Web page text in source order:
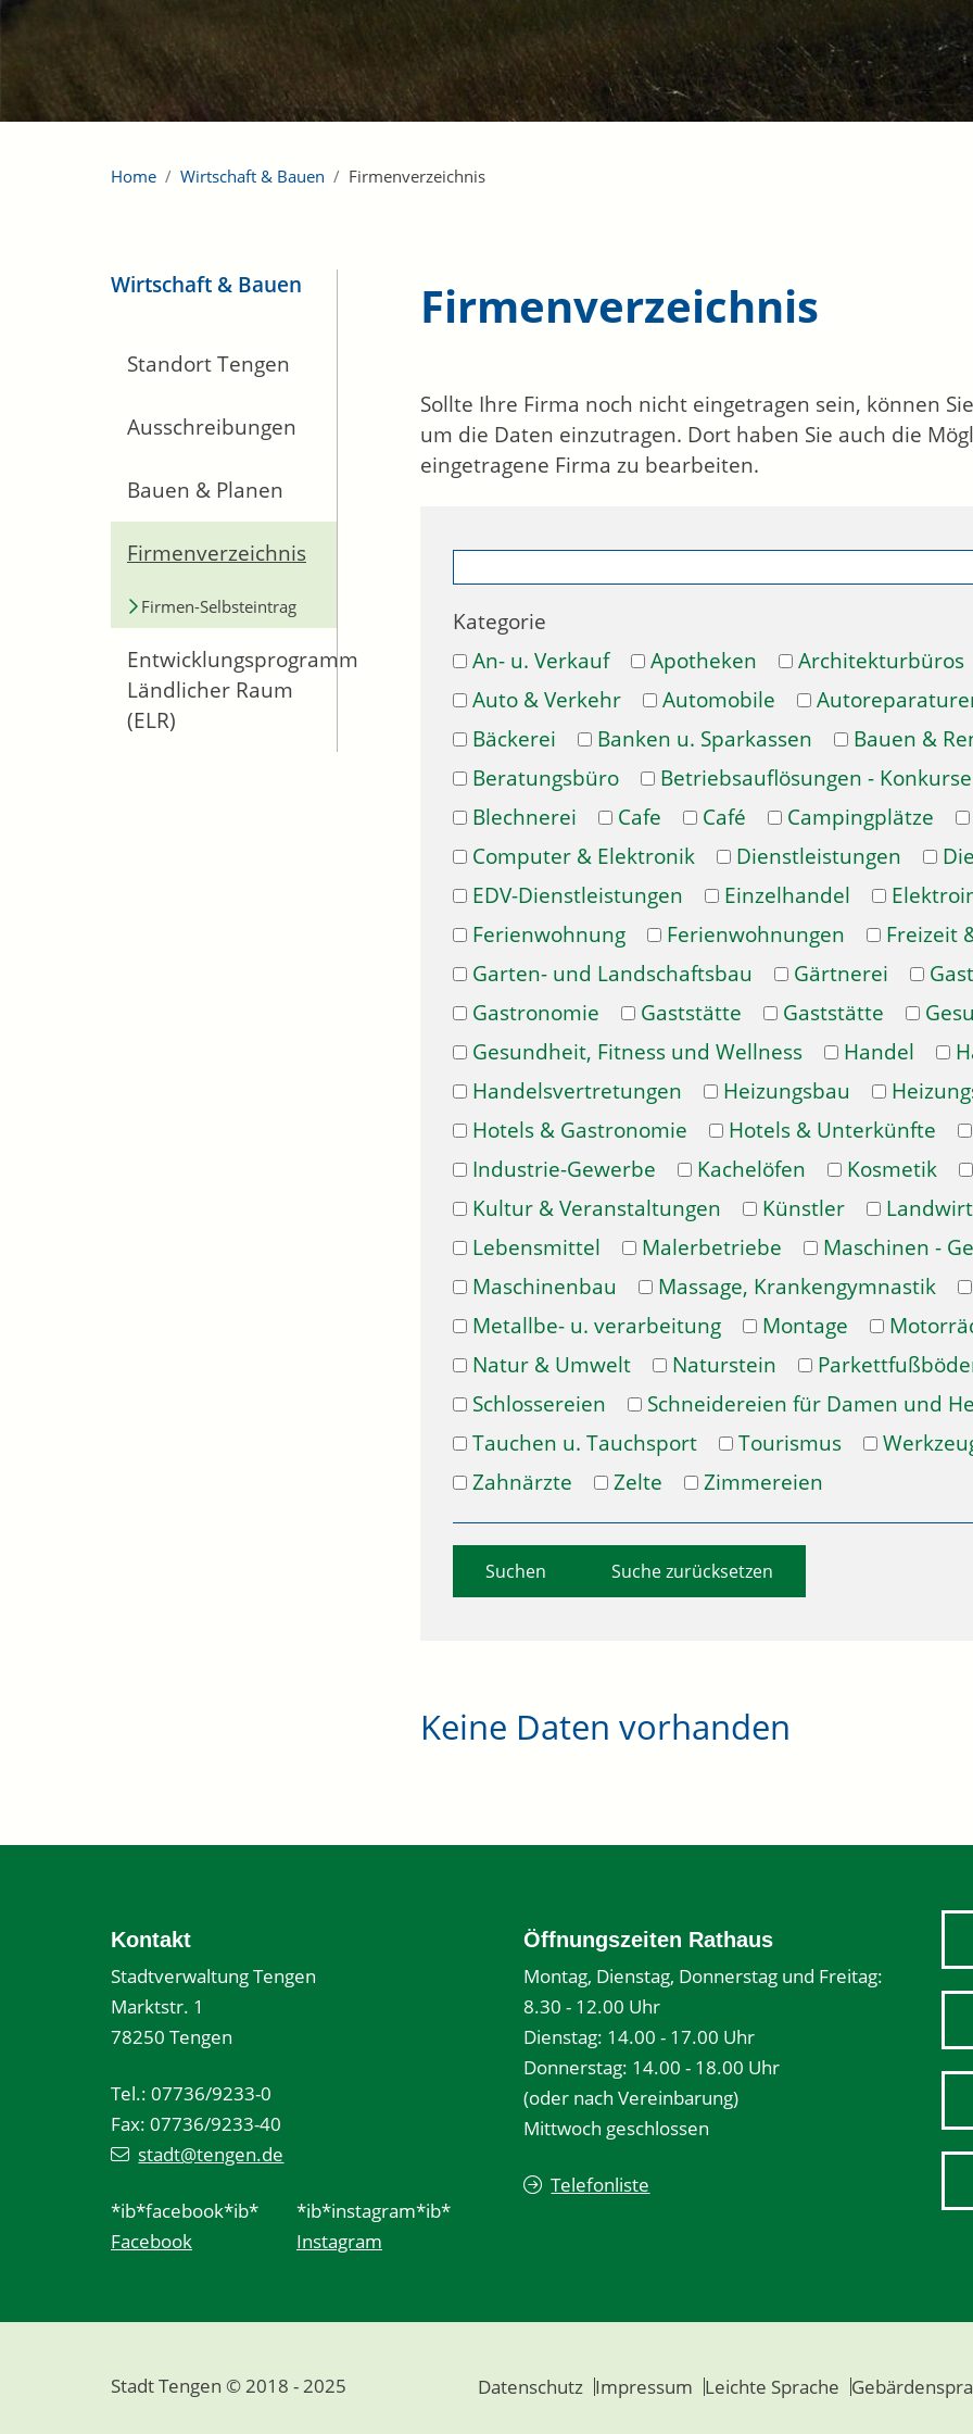
Home Wirtschaft & Bauen Firmenverzeichnis
Wirtschaft & Bauen
Standort Tengen
Ausschreibungen
Bauen & Planen
Firmenverzeichnis
Firmen-Selbsteintrag
Entwicklungsprogramm
Ländlicher Raum
(ELR)
Firmenverzeichnis
Sollte Ihre Firma noch nicht eingetragen sein, können
um die Daten einzutragen. Dort haben Sie auch die
eingetragene Firma zu bearbeiten.
Kategorie
An- u. Verkauf
Apotheken Architekturbüros
Auto & Verkehr
Automobile
Bäckerei
Banken u. Sparkassen Bauen &
Beratungsbüro
Betriebsauflösungen - Konkurse
Blechnerei
Cafe Café Campingplätze
Computer & Elektronik
Dienstleistungen
EDV-Dienstleistungen
Einzelhandel
Ferienwohnung
Ferienwohnungen Freizeit
Garten- und Landschaftsbau
Gärtnerei
Gastronomie
Gaststätte Gaststätte
Gesundheit, Fitness und Wellness
Handel
Handelsvertretungen
Heizungsbau
Hotels & Gastronomie
Hotels & Unterkünfte
Industrie-Gewerbe
Kachelöfen Kosmetik
Kultur & Veranstaltungen
Künstler
Lebensmittel
Malerbetriebe
Maschinen -
Maschinenbau
Massage, Krankengymnastik
Metallbe- u. verarbeitung
Montage
Natur & Umwelt
Naturstein
Schlossereien
Schneidereien für Damen und
Tauchen u. Tauchsport
Tourismus
Zahnärzte
Zelte Zimmereien
Suche zurücksetzen
Keine Daten vorhanden
Kontakt
Stadtverwaltung Tengen
Marktstr. 1
78250 Tengen
Tel.: 07736/9233-0
Fax: 07736/9233-40
stadt@tengen.de
*ib*facebook*ib*
Facebook
*ib*instagram*ib*
Instagram
Öffnungszeiten Rathaus
Montag, Dienstag, Donnerstag und Freitag:
8.30 - 12.00 Uhr
Dienstag: 14.00 - 17.00 Uhr
Donnerstag: 14.00 - 18.00 Uhr
(oder nach Vereinbarung)
Mittwoch geschlossen
Telefonliste
Stadt Tengen © 2018 - 2025 Datenschutz Impressum Leichte Sprache